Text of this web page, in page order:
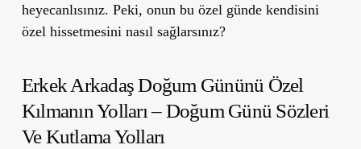
heyecanlısınız. Peki, onun bu özel günde kendisini
özel hissetmesini nasıl sağlarsınız?
Erkek Arkadaş Doğum Gününü Özel
Kılmanın Yolları – Doğum Günü Sözleri
Ve Kutlama Yolları